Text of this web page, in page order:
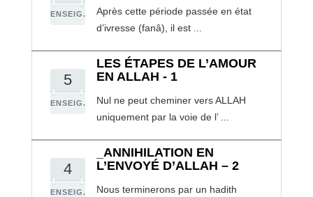
ENSEIG.
Après cette période passée en état
d’ivresse (fanâ), il est ...
5
ENSEIG.
LES ÉTAPES DE L’AMOUR
EN ALLAH - 1
Nul ne peut cheminer vers ALLAH
uniquement par la voie de l’ ...
4
ENSEIG.
_ANNIHILATION EN
L’ENVOYÉ D’ALLAH – 2
Nous terminerons par un hadith